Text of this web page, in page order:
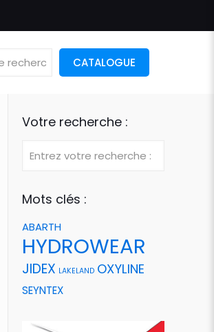
CATALOGUE
Votre recherche :
Mots clés :
ABARTH
HYDROWEAR
JIDEX LAKELAND OXYLINE
SEYNTEX